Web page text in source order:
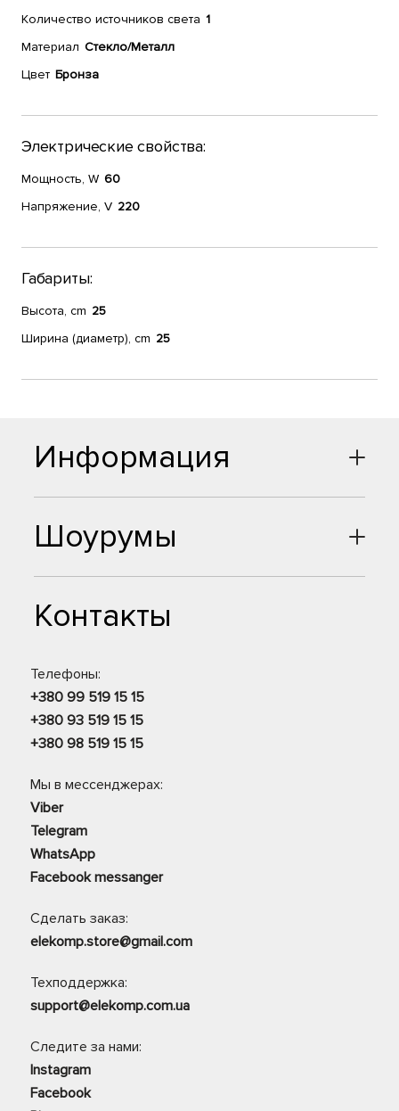
Количество источников света 1
Материал Стекло/Металл
Цвет Бронза
Электрические свойства:
Мощность, W 60
Напряжение, V 220
Габариты:
Высота, cm 25
Ширина (диаметр), cm 25
Шоурумы
Контакты
Телефоны:
+380 99 519 15 15
+380 93 519 15 15
+380 98 519 15 15
Мы в мессенджерах:
Viber
Telegram
WhatsApp
Facebook messanger
Сделать заказ:
elekomp.store@gmail.com
Техподдержка:
support@elekomp.com.ua
Следите за нами:
Instagram
Facebook
Информация